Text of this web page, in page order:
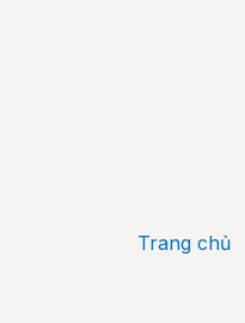
Trang chủ